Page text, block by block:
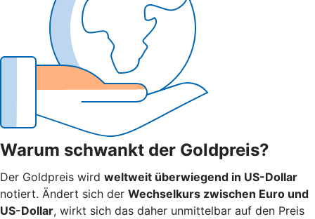
Warum schwankt der Goldpreis?
Der Goldpreis wird weltweit überwiegend in US-Dollar
notiert. Ändert sich der Wechselkurs zwischen Euro und
US-Dollar, wirkt sich das daher unmittelbar auf den Preis